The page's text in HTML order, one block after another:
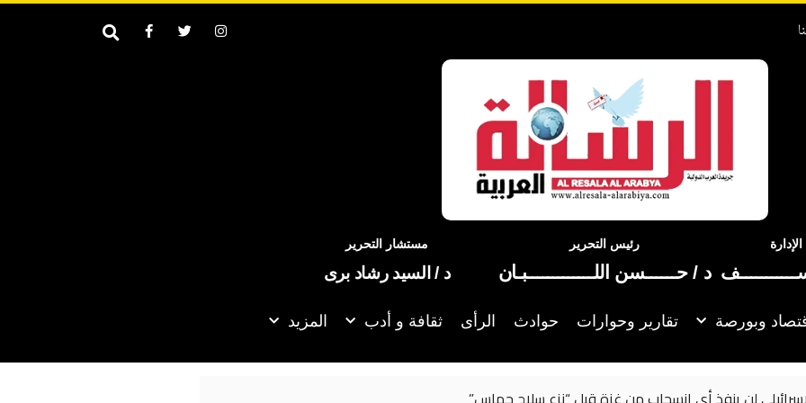
رئيس التحرير
د / حــــــسن اللـــــــــــــبـان
مستشار التحرير
د / السيد رشاد برى
وبورصة تقارير وحوارات حوادث الرأى ثقافة و أدب المزيد